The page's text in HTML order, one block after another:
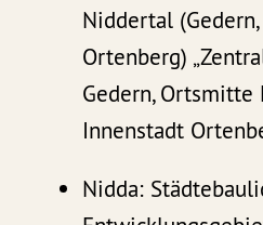
Niddertal
Ortenberg)
Gedern, Ortsmitte
Innenstadt
Nidda: